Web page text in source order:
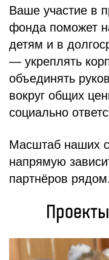
Ваше участие в
фонда поможет
детям и в
— укреплять
объединять
вокруг общих
социально
Масштаб наших
напрямую
партнёров рядом.